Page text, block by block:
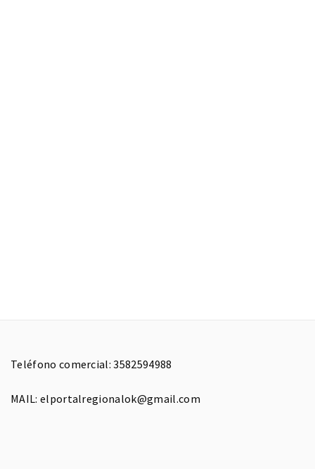
Teléfono comercial: 3582594988
MAIL: elportalregionalok@gmail.com